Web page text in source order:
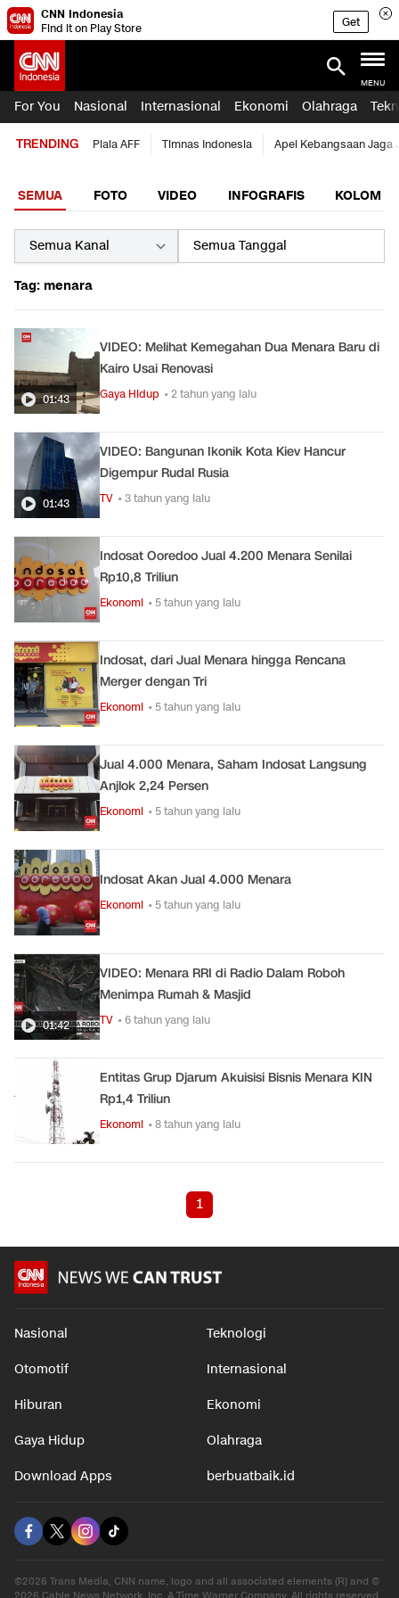
CNN Indonesia
Find it on Play Store
Get
MENU
For You Nasional Internasional Ekonomi Olahraga
TRENDING Piala AFF Timnas Indonesia Apel Kebangsaan Jaga
SEMUA FOTO VIDEO INFOGRAFIS KOLOM
Tag: menara
01:43
VIDEO: Melihat Kemegahan Dua Menara Baru di
Kairo Usai Renovasi
Gaya Hidup • 2 tahun yang lalu
01:43
VIDEO: Bangunan Ikonik Kota Kiev Hancur
Digempur Rudal Rusia
TV • 3 tahun yang lalu
Indosat Ooredoo Jual 4.200 Menara Senilai
Rp10,8 Triliun
Ekonomi • 5 tahun yang lalu
Indosat, dari Jual Menara hingga Rencana
Merger dengan Tri
Ekonomi • 5 tahun yang lalu
Jual 4.000 Menara, Saham Indosat Langsung
Anjlok 2,24 Persen
Ekonomi • 5 tahun yang lalu
Indosat Akan Jual 4.000 Menara
Ekonomi • 5 tahun yang lalu
01:42
VIDEO: Menara RRI di Radio Dalam Roboh
Menimpa Rumah & Masjid
TV • 6 tahun yang lalu
Entitas Grup Djarum Akuisisi Bisnis Menara KIN
Rp1,4 Triliun
Ekonomi • 8 tahun yang lalu
1
Nasional Teknologi
Otomotif Internasional
Hiburan Ekonomi
Gaya Hidup Olahraga
Download Apps berbuatbaik.id
©2026 Trans Media, CNN name, logo and all associated elements (R) and ©